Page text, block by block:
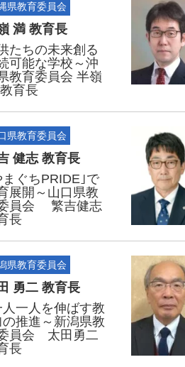
県教育委員会
満 教育長
たちの未来創る
可能な学校～沖
教育委員会 半嶺
育長
県教育委員会
健志 教育長
まぐちPRIDE｣で
展開～山口県教
員会 繁吉健志
長
県教育委員会
勇二 教育長
人一人を伸ばす教
の推進～新潟県教
員会 太田勇二
長